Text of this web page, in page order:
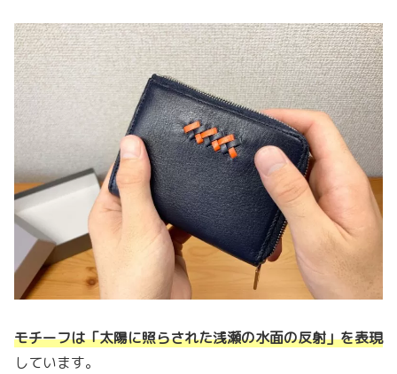
モチーフは「太陽に照らされた浅瀬の水面の反射」を表現
しています。